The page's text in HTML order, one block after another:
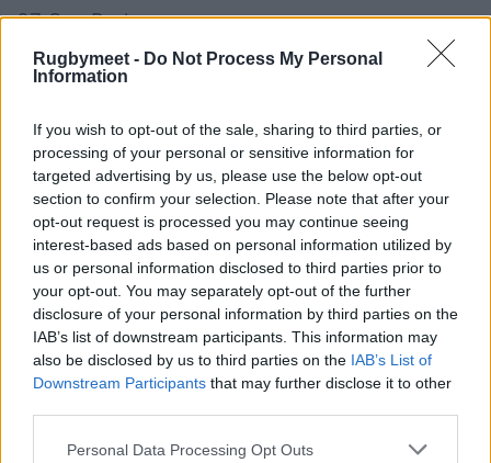
Rugbymeet - Do Not Process My Personal
Information
If you wish to opt-out of the sale, sharing to third parties, or
processing of your personal or sensitive information for
targeted advertising by us, please use the below opt-out
section to confirm your selection. Please note that after your
opt-out request is processed you may continue seeing
interest-based ads based on personal information utilized by
us or personal information disclosed to third parties prior to
your opt-out. You may separately opt-out of the further
disclosure of your personal information by third parties on the
IAB’s list of downstream participants. This information may
also be disclosed by us to third parties on the IAB’s List of
Downstream Participants that may further disclose it to other
Personal Data Processing Opt Outs
37 Cus Padova
22 Rugby Botticino
19 Villadose Rugby
1 San Marco Venezia Rugby
Serie B - Risultati Girone 4
Lions Alto Lazio - Messina 54-10
Frascati - US Roma 21-33
Amatori Catania - Cus Catania 15-23